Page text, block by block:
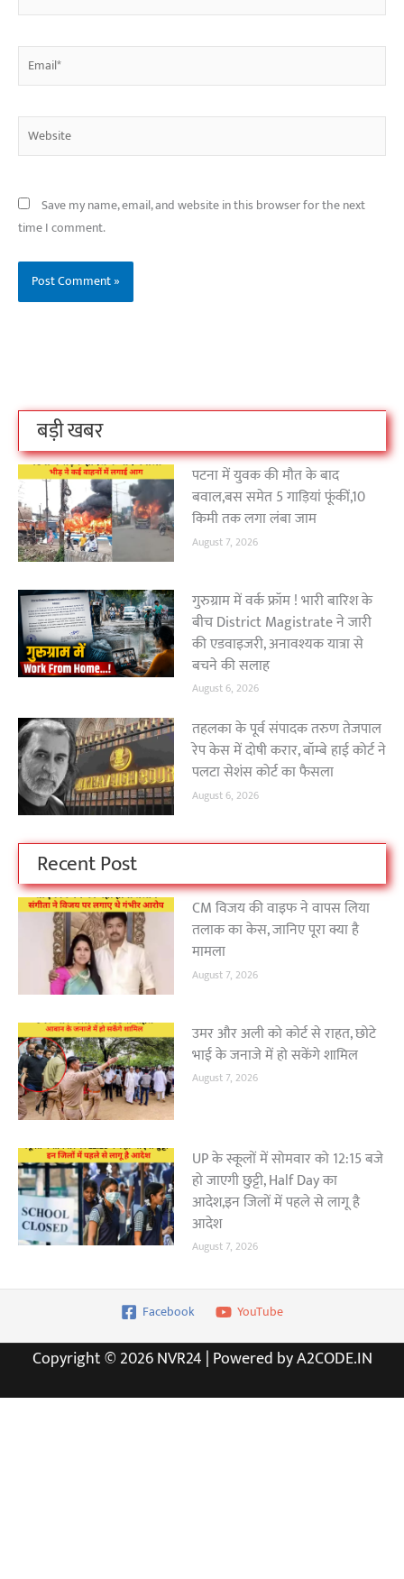
Website
Save my name, email, and website in this browser for the next
time I comment.
बड़ी खबर
पटना में युवक की मौत के बाद
बवाल,बस समेत 5 गाड़ियां फूंकीं,10
किमी तक लगा लंबा जाम
August 7, 2026
गुरुग्राम में वर्क फ्रॉम ! भारी बारिश के
बीच District Magistrate ने जारी
की एडवाइजरी, अनावश्यक यात्रा से
बचने की सलाह
August 6, 2026
तहलका के पूर्व संपादक तरुण तेजपाल
रेप केस में दोषी करार, बॉम्बे हाई कोर्ट ने
पलटा सेशंस कोर्ट का फैसला
August 6, 2026
Recent Post
CM विजय की वाइफ ने वापस लिया
तलाक का केस, जानिए पूरा क्या है
मामला
August 7, 2026
उमर और अली को कोर्ट से राहत, छोटे
भाई के जनाजे में हो सकेंगे शामिल
August 7, 2026
UP के स्कूलों में सोमवार को 12:15 बजे
हो जाएगी छुट्टी, Half Day का
आदेश,इन जिलों में पहले से लागू है
आदेश
August 7, 2026
Facebook YouTube
Copyright © 2026 NVR24 | Powered by A2CODE.IN